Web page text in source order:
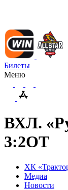
Билеты
Меню
ВХЛ.
3:2ОТ
ХК
Медиа
Новости